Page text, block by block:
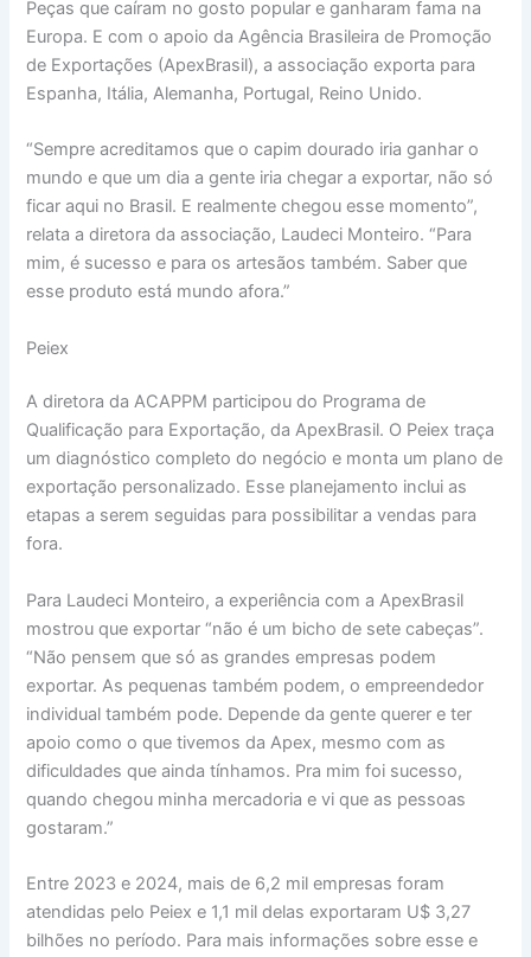
Peças que caíram no gosto popular e ganharam fama na
Europa. E com o apoio da Agência Brasileira de Promoção
de Exportações (ApexBrasil), a associação exporta para
Espanha, Itália, Alemanha, Portugal, Reino Unido.
“Sempre acreditamos que o capim dourado iria ganhar o
mundo e que um dia a gente iria chegar a exportar, não só
ficar aqui no Brasil. E realmente chegou esse momento”,
relata a diretora da associação, Laudeci Monteiro. “Para
mim, é sucesso e para os artesãos também. Saber que
esse produto está mundo afora.”
Peiex
A diretora da ACAPPM participou do Programa de
Qualificação para Exportação, da ApexBrasil. O Peiex traça
um diagnóstico completo do negócio e monta um plano de
exportação personalizado. Esse planejamento inclui as
etapas a serem seguidas para possibilitar a vendas para
fora.
Para Laudeci Monteiro, a experiência com a ApexBrasil
mostrou que exportar “não é um bicho de sete cabeças”.
“Não pensem que só as grandes empresas podem
exportar. As pequenas também podem, o empreendedor
individual também pode. Depende da gente querer e ter
apoio como o que tivemos da Apex, mesmo com as
dificuldades que ainda tínhamos. Pra mim foi sucesso,
quando chegou minha mercadoria e vi que as pessoas
gostaram.”
Entre 2023 e 2024, mais de 6,2 mil empresas foram
atendidas pelo Peiex e 1,1 mil delas exportaram U$ 3,27
bilhões no período. Para mais informações sobre esse e